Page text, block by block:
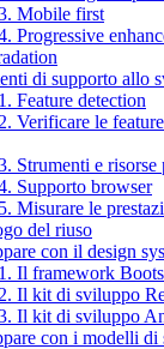
Mobile first
Progressive
di supporto allo
Feature detection
Verificare le
Strumenti e risorse
Supporto browser
Misurare le
del riuso
con il design
Il framework
Il kit di sviluppo
Il kit di sviluppo
con i modelli di